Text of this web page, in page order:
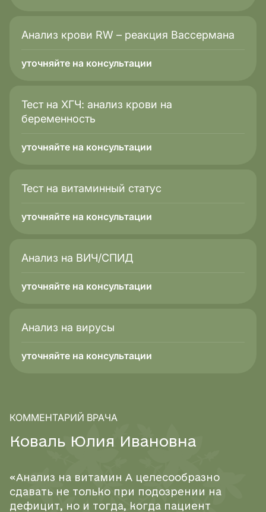
Анализ крови RW – реакция Вассермана
уточняйте на консультации
Тест на ХГЧ: анализ крови на
беременность
уточняйте на консультации
Тест на витаминный статус
уточняйте на консультации
Анализ на ВИЧ/СПИД
уточняйте на консультации
Анализ на вирусы
уточняйте на консультации
КОММЕНТАРИЙ ВРАЧА
Коваль Юлия И вановна
«Анализ на витамин А целесообразно
сдавать не только при подозрении на
дефицит, но и тогда, когда пациент